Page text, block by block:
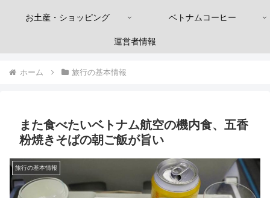
お土産・ショッピング ベトナムコーヒー
運営者情報
ホーム 旅行の基本情報
また食べたいベトナム航空の機内食、五香
粉焼きそばの朝ご飯が旨い
旅行の基本情報